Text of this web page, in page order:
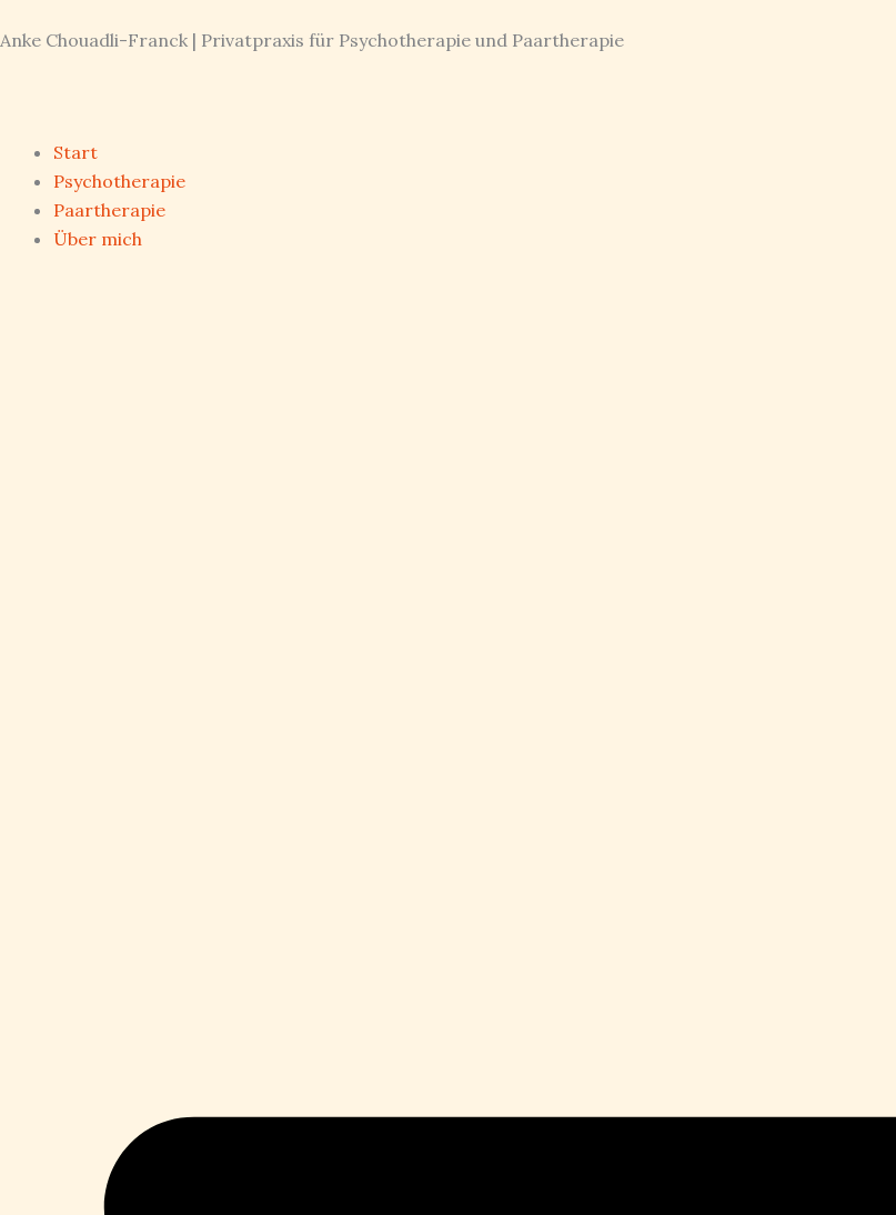
Inhalt
Anke Chouadli-Franck | Privatpraxis für Psychotherapie und Paartherapie
Start
Psychotherapie
Paartherapie
Über mich